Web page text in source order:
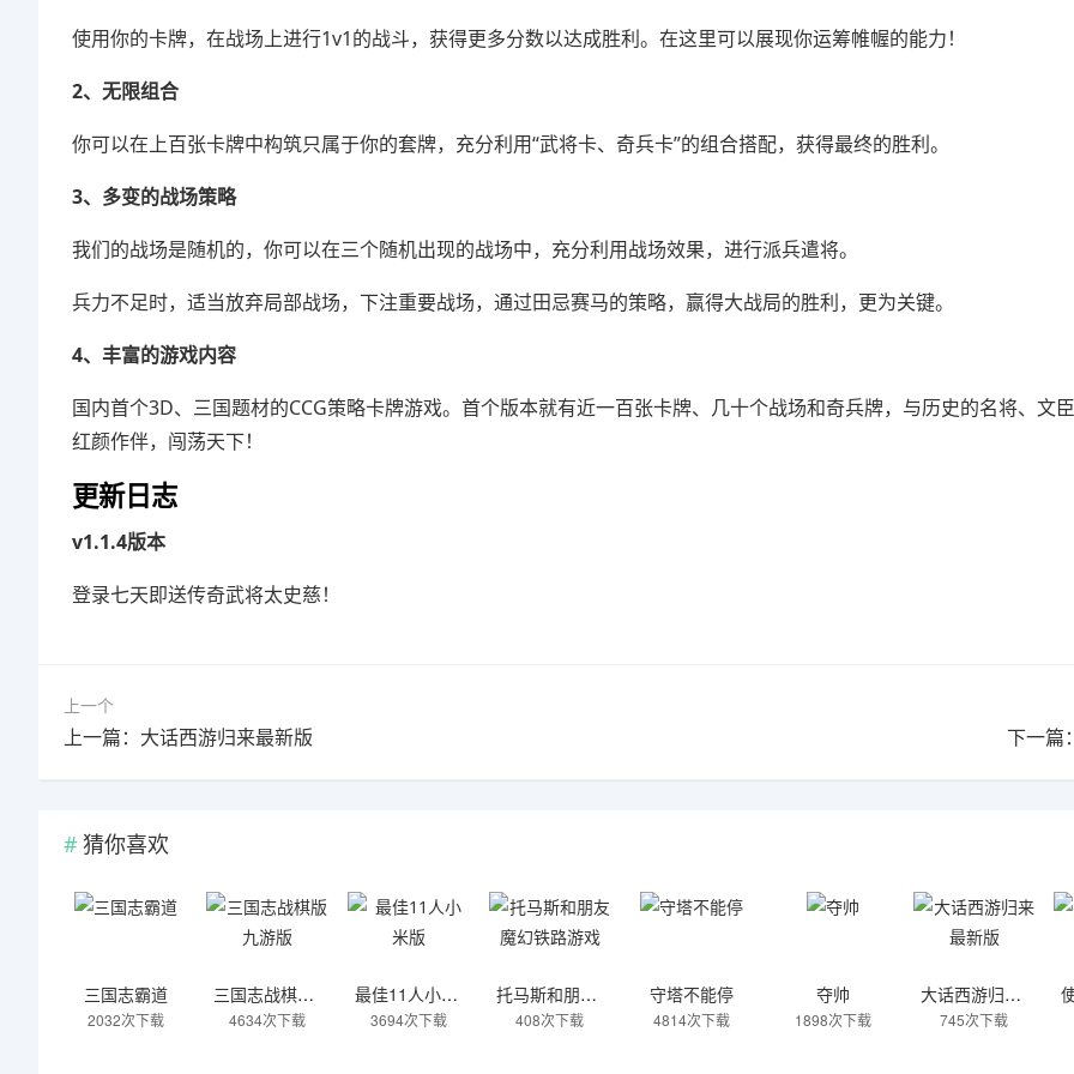
使用你的卡牌，在战场上进行1v1的战斗，获得更多分数以达成胜利。在这里可以展现你运筹帷幄的能力！
2、无限组合
你可以在上百张卡牌中构筑只属于你的套牌，充分利用“武将卡、奇兵卡”的组合搭配，获得最终的胜利。
3、多变的战场策略
我们的战场是随机的，你可以在三个随机出现的战场中，充分利用战场效果，进行派兵遣将。
兵力不足时，适当放弃局部战场，下注重要战场，通过田忌赛马的策略，赢得大战局的胜利，更为关键。
4、丰富的游戏内容
国内首个3D、三国题材的CCG策略卡牌游戏。首个版本就有近一百张卡牌、几十个战场和奇兵牌，与历史的名将、文臣
红颜作伴，闯荡天下！
更新日志
v1.1.4版本
登录七天即送传奇武将太史慈！
上一个
上一篇：大话西游归来最新版 下一篇
猜你喜欢
三国志霸道
2032次下载
三国志战棋版九游版
4634次下载
最佳11人小米版
3694次下载
托马斯和朋友魔幻铁路游戏
408次下载
守塔不能停
4814次下载
夺帅
1898次下载
大话西游归来最新版
745次下载